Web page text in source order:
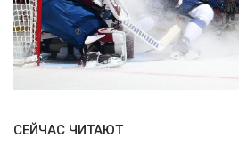
СЕЙЧАС ЧИТАЮТ